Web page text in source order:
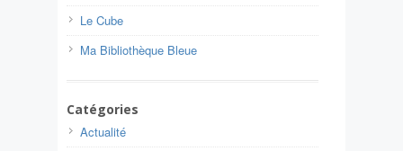
Le Cube
Ma Bibliothèque Bleue
Catégories
Actualité